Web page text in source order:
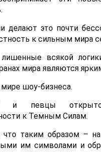
делают это почти
к сильным мира
всякой
мира являются
шоу-бизнеса.
и певцы
к Темным Силам.
таким образом –
им символами и